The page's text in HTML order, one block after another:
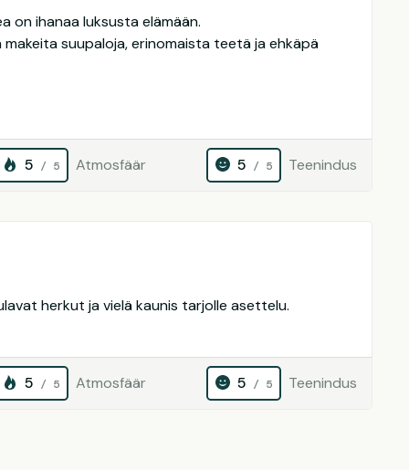
on ihanaa luksusta elämään.
makeita suupaloja, erinomaista teetä ja ehkäpä
5 / 5 Atmosfäär 5 / 5 Teenindus
herkut ja vielä kaunis tarjolle asettelu.
5 / 5 Atmosfäär 5 / 5 Teenindus